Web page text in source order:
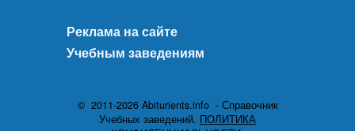
Реклама на сайте
Учебным заведениям
© 2011-2026 Abiturients.info - Справочник
Учебных заведений. ПОЛИТИКА